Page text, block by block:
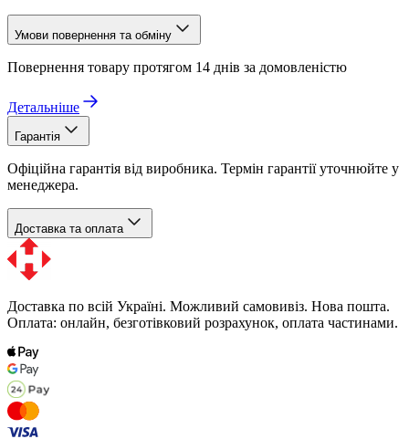
Умови повернення та обміну
Повернення товару протягом 14 днів за домовленістю
Детальніше
Гарантія
Офіційна гарантія від виробника. Термін гарантії уточнюйте у
менеджера.
Доставка та оплата
Доставка по всій Україні. Можливий самовивіз. Нова пошта.
Оплата: онлайн, безготівковий розрахунок, оплата частинами.